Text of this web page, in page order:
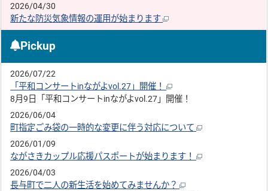
2026/04/30
新たな防災気象情報の運用が始まります
Pickup
2026/07/22
「平和コンサートinながよvol.27」開催！
8月9日「平和コンサートinながよvol.27」開催！
2026/06/04
町指定ごみ袋の一時的な変更に伴う対応について
2026/01/09
ながさきカップル応援パスポートが始まります！
2026/04/03
長与町で二人の新生活を始めてみませんか？